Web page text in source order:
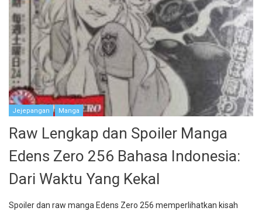
Jejepangan Manga
Raw Lengkap dan Spoiler Manga
Edens Zero 256 Bahasa Indonesia:
Dari Waktu Yang Kekal
Spoiler dan raw manga Edens Zero 256 memperlihatkan kisah